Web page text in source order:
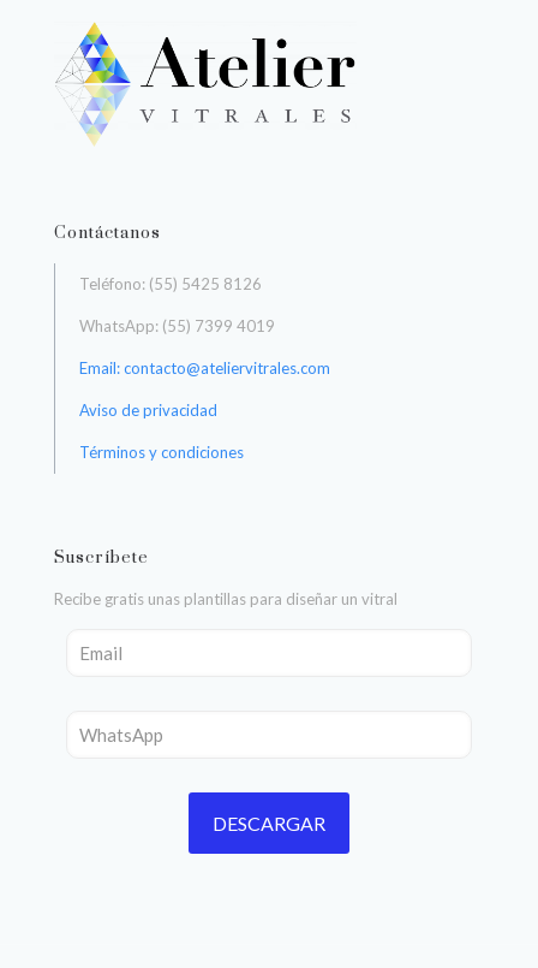
Contáctanos
Teléfono: (55) 5425 8126
WhatsApp: (55) 7399 4019
Email: contacto@ateliervitrales.com
Aviso de privacidad
Términos y condiciones
Suscríbete
Recibe gratis unas plantillas para diseñar un vitral